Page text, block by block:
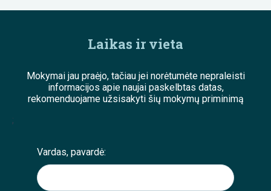
Laikas ir vieta
Mokymai jau praėjo, tačiau jei norėtumėte nepraleisti
informacijos apie naujai paskelbtas datas,
rekomenduojame užsisakyti šių mokymų priminimą
;
Vardas, pavardė: